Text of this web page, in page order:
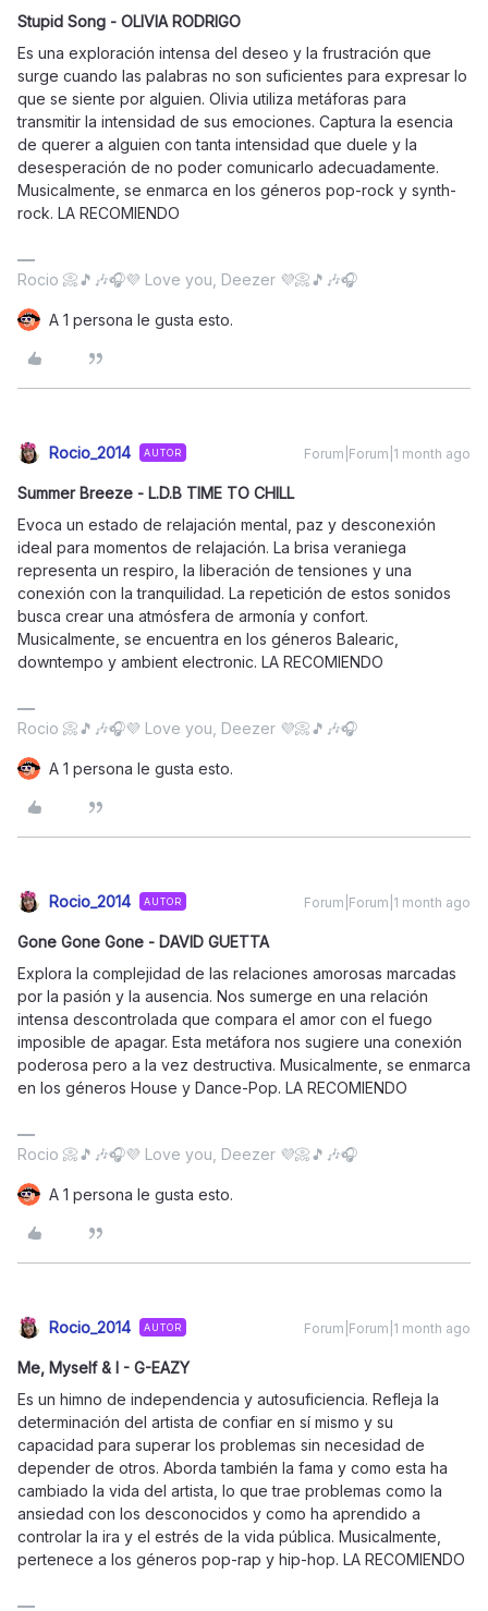
Stupid Song - OLIVIA RODRIGO
Es una exploración intensa del deseo y la frustración que
surge cuando las palabras no son suficientes para expresar lo
que se siente por alguien. Olivia utiliza metáforas para
transmitir la intensidad de sus emociones. Captura la esencia
de querer a alguien con tanta intensidad que duele y la
desesperación de no poder comunicarlo adecuadamente.
Musicalmente, se enmarca en los géneros pop-rock y synth-
rock. LA RECOMIENDO
Rocio 📀🎵🎶🎧💜 Love you, Deezer 💜📀🎵🎶🎧
A 1 persona le gusta esto.
Rocio_2014 AUTOR Forum|Forum|1 month ago
Summer Breeze - L.D.B TIME TO CHILL
Evoca un estado de relajación mental, paz y desconexión
ideal para momentos de relajación. La brisa veraniega
representa un respiro, la liberación de tensiones y una
conexión con la tranquilidad. La repetición de estos sonidos
busca crear una atmósfera de armonía y confort.
Musicalmente, se encuentra en los géneros Balearic,
downtempo y ambient electronic. LA RECOMIENDO
Rocio 📀🎵🎶🎧💜 Love you, Deezer 💜📀🎵🎶🎧
A 1 persona le gusta esto.
Rocio_2014 AUTOR Forum|Forum|1 month ago
Gone Gone Gone - DAVID GUETTA
Explora la complejidad de las relaciones amorosas marcadas
por la pasión y la ausencia. Nos sumerge en una relación
intensa descontrolada que compara el amor con el fuego
imposible de apagar. Esta metáfora nos sugiere una conexión
poderosa pero a la vez destructiva. Musicalmente, se enmarca
en los géneros House y Dance-Pop. LA RECOMIENDO
Rocio 📀🎵🎶🎧💜 Love you, Deezer 💜📀🎵🎶🎧
A 1 persona le gusta esto.
Rocio_2014 AUTOR Forum|Forum|1 month ago
Me, Myself & I - G-EAZY
Es un himno de independencia y autosuficiencia. Refleja la
determinación del artista de confiar en sí mismo y su
capacidad para superar los problemas sin necesidad de
depender de otros. Aborda también la fama y como esta ha
cambiado la vida del artista, lo que trae problemas como la
ansiedad con los desconocidos y como ha aprendido a
controlar la ira y el estrés de la vida pública. Musicalmente,
pertenece a los géneros pop-rap y hip-hop. LA RECOMIENDO